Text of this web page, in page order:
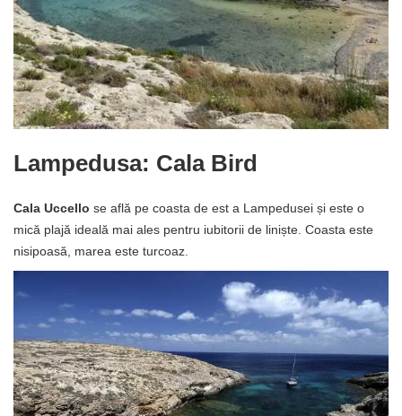
Lampedusa: Cala Bird
Cala Uccello se află pe coasta de est a Lampedusei și este o
mică plajă ideală mai ales pentru iubitorii de liniște. Coasta este
nisipoasă, marea este turcoaz.